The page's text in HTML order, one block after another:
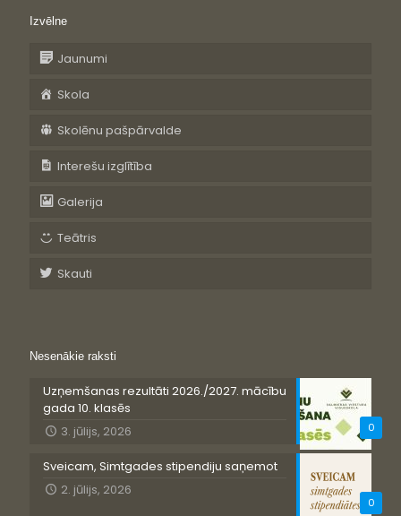
Izvēlne
Jaunumi
Skola
Skolēnu pašpārvalde
Interešu izglītība
Galerija
Teātris
Skauti
Nesenākie raksti
0
Uzņemšanas rezultāti 2026./2027. mācību
gada 10. klasēs
3. jūlijs, 2026
0
Sveicam, Simtgades stipendiju saņemot
2. jūlijs, 2026